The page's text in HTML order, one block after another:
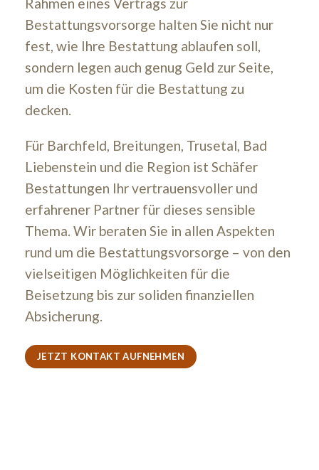
Rahmen eines Vertrags zur
Bestattungsvorsorge halten Sie nicht nur
fest, wie Ihre Bestattung ablaufen soll,
sondern legen auch genug Geld zur Seite,
um die Kosten für die Bestattung zu
decken.
Für Barchfeld, Breitungen, Trusetal, Bad
Liebenstein und die Region ist Schäfer
Bestattungen Ihr vertrauensvoller und
erfahrener Partner für dieses sensible
Thema. Wir beraten Sie in allen Aspekten
rund um die Bestattungsvorsorge – von den
vielseitigen Möglichkeiten für die
Beisetzung bis zur soliden finanziellen
Absicherung.
JETZT KONTAKT AUFNEHMEN